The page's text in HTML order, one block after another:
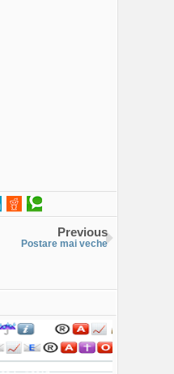
Previous
Postare mai veche